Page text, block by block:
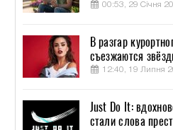
00:53, 29 Січня
В разгар
съезжаются
12:40, 19 Липня
Just Do It:
стали слова